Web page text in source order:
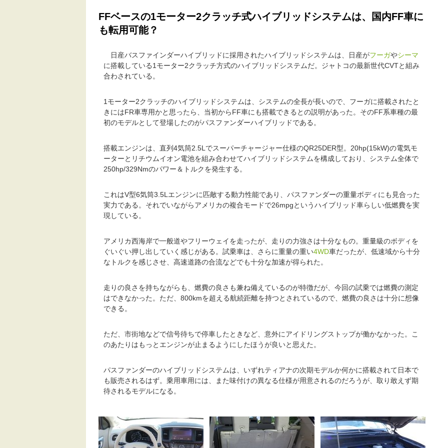
FFベースの1モーター2クラッチ式ハイブリッドシステムは、国内FF車に
も転用可能？
日産バスファインダーハイブリッドに採用されたハイブリッドシステムは、日産がフーガやシーマ
に搭載している1モーター2クラッチ方式のハイブリッドシステムだ。ジャトコの最新世代CVTと組み
合わされている。
1モーター2クラッチのハイブリッドシステムは、システムの全長が長いので、フーガに搭載されたと
きにはFR車専用かと思ったら、当初からFF車にも搭載できるとの説明があった。そのFF系車種の最
初のモデルとして登場したのがパスファンダーハイブリッドである。
搭載エンジンは、直列4気筒2.5Lでスーパーチャージャー仕様のQR25DER型。20hp(15kW)の電気モ
ーターとリチウムイオン電池を組み合わせてハイブリッドシステムを構成しており、システム全体で
250hp/329Nmのパワー＆トルクを発生する。
これはV型6気筒3.5Lエンジンに匹敵する動力性能であり、パスファンダーの重量ボディにも見合った
実力である。それでいながらアメリカの複合モードで26mpgというハイブリッド車らしい低燃費を実
現している。
アメリカ西海岸で一般道やフリーウェイを走ったが、走りの力強さは十分なもの。重量級のボディを
ぐいぐい押し出していく感じがある。試乗車は、さらに重量の重い4WD車だったが、低速域から十分
なトルクを感じさせ、高速道路の合流などでも十分な加速が得られた。
走りの良さを持ちながらも、燃費の良さも兼ね備えているのが特徴だが、今回の試乗では燃費の測定
はできなかった。ただ、800kmを超える航続距離を持つとされているので、燃費の良さは十分に想像
できる。
ただ、市街地などで信号待ちで停車したときなど、意外にアイドリングストップが働かなかった。こ
のあたりはもっとエンジンが止まるようにしたほうが良いと思えた。
パスファンダーのハイブリッドシステムは、いずれティアナの次期モデルか何かに搭載されて日本で
も販売されるはず。乗用車用には、また味付けの異なる仕様が用意されるのだろうが、取り敢えず期
待されるモデルになる。